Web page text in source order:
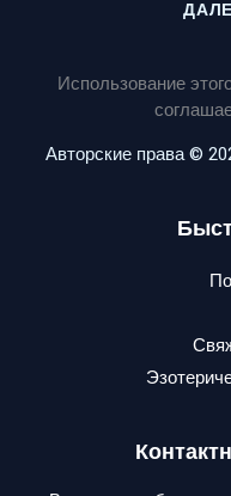
Использование
Авторские права ©